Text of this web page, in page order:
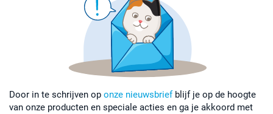
Door in te schrijven op onze nieuwsbriefblijf je op de hoogte
van onze producten en speciale acties en ga je akkoord met